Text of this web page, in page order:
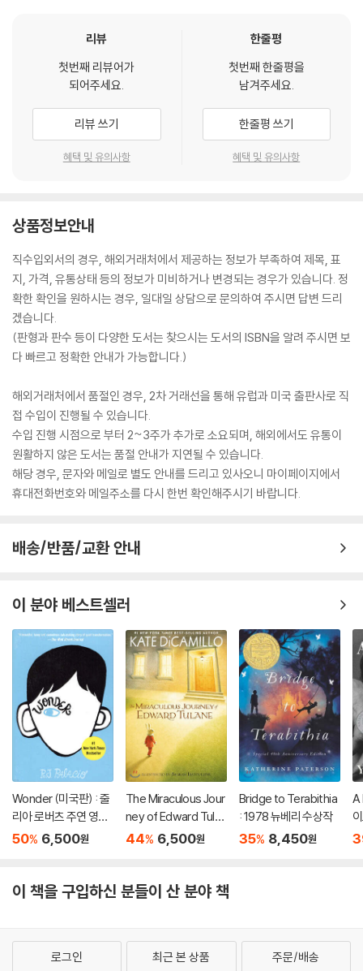
리뷰
첫번째 리뷰어가
되어주세요.
리뷰 쓰기
혜택 및 유의사항
한줄평
첫번째 한줄평을
남겨주세요.
한줄평 쓰기
혜택 및 유의사항
상품정보안내
직수입외서의 경우, 해외거래처에서 제공하는 정보가 부족하여 제목, 표
지, 가격, 유통상태 등의 정보가 미비하거나 변경되는 경우가 있습니다. 정
확한 확인을 원하시는 경우, 일대일 상담으로 문의하여 주시면 답변 드리
겠습니다.
(판형과 판수 등이 다양한 도서는 찾으시는 도서의 ISBN을 알려 주시면 보
다 빠르고 정확한 안내가 가능합니다.)
해외거래처에서 품절인 경우, 2차 거래선을 통해 유럽과 미국 출판사로 직
접 수입이 진행될 수 있습니다.
수입 진행 시점으로 부터 2~3주가 추가로 소요되며, 해외에서도 유통이
원활하지 않은 도서는 품절 안내가 지연될 수 있습니다.
해당 경우, 문자와 메일로 별도 안내를 드리고 있사오니 마이페이지에서
휴대전화번호와 메일주소를 다시 한번 확인해주시기 바랍니다.
배송/반품/교환 안내
이 분야 베스트셀러
Wonder (미국판) : 줄
리아 로버츠 주연 영화
'원더' 원작 소설
50% 6,500원
The Miraculous Jour
ney of Edward Tulan
e
44% 6,500원
Bridge to Terabithia
: 1978 뉴베리 수상작
35% 8,450원
A
이 책을 구입하신 분들이 산 분야 책
로그인 최근 본 상품 주문/배송